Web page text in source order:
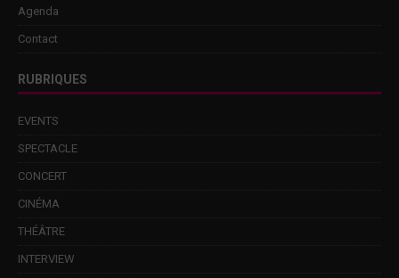
Agenda
Contact
RUBRIQUES
EVENTS
SPECTACLE
CONCERT
CINÉMA
THÉÂTRE
INTERVIEW